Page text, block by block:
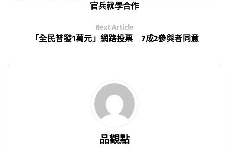
官兵就學合作
Next Article
「全民普發1萬元」網路投票 7成2參與者同意
品觀點